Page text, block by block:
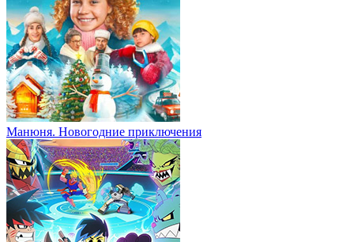
Манюня. Новогодние приключения